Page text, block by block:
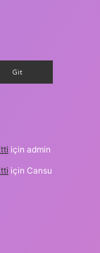
için admin
için Cansu